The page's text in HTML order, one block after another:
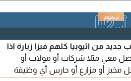
من اثيوبيا كلهم فيزا زيارة اذا
معي مثلا شركات أو مولات أو
مخبز أو مزارع أو حارس أي وظيفة